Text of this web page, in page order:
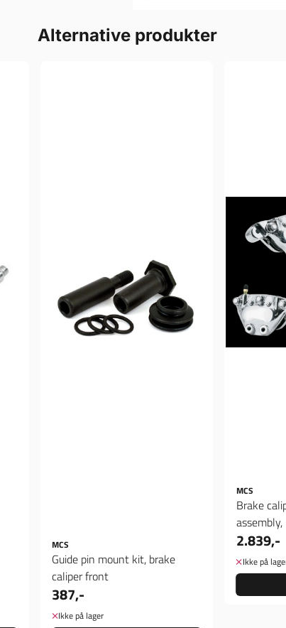
Alternative produkter
MCS
Guide pin mount kit, brake
caliper front
387,-
Ikke på lager
MCS
Brake
assembly,
2.839,-
Ikke på